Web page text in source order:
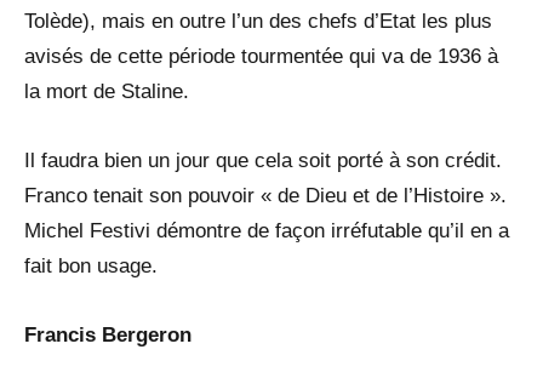
Tolède), mais en outre l’un des chefs d’Etat les plus
avisés de cette période tourmentée qui va de 1936 à
la mort de Staline.
Il faudra bien un jour que cela soit porté à son crédit.
Franco tenait son pouvoir « de Dieu et de l’Histoire ».
Michel Festivi démontre de façon irréfutable qu’il en a
fait bon usage.
Francis Bergeron